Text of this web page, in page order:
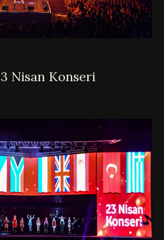
Nisan Konseri